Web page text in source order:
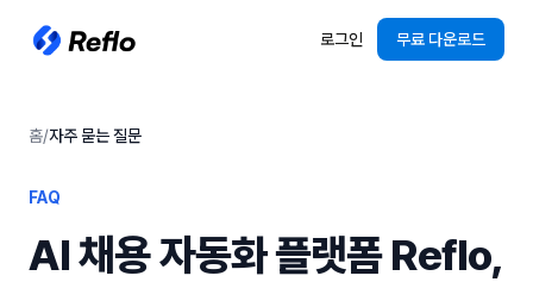
로그인 무료 다운로드
홈/자주 묻는 질문
FAQ
AI 채용 자동화 플랫폼 Reflo,